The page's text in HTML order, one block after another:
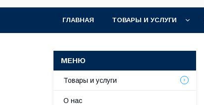
ГЛАВНАЯ ТОВАРЫ И УСЛУГИ
Товары и услуги
О нас